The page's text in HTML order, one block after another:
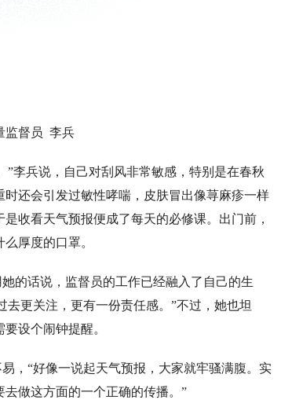
监督员 李兵
李兵说，自己对刮风非常敏感，特别是在春秋
还会引发过敏性哮喘，皮肤冒出像荨麻疹一样
收看天气预报便成了每天的必修课。出门前，
厚度的口罩。
的话说，监督员的工作已经融入了自己的生
去更关注，更有一份责任感。”不过，她也坦
设个闹钟提醒。
，“好像一说起天气预报，大家就牢骚满腹。实
做这方面的一个正确的传播。”